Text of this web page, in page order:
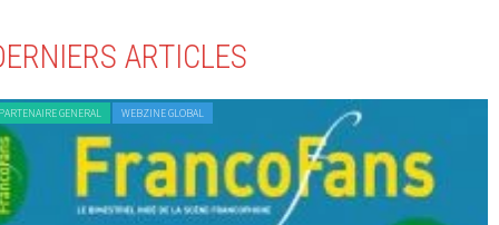
ARTICLES
GENERAL WEBZINE GLOBAL